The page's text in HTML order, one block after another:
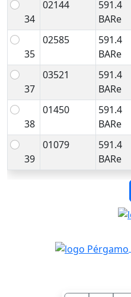
34
02144
591.4
BARe
35
02585
591.4
BARe
37
03521
591.4
BARe
38
01450
591.4
BARe
39
01079
591.4
BARe